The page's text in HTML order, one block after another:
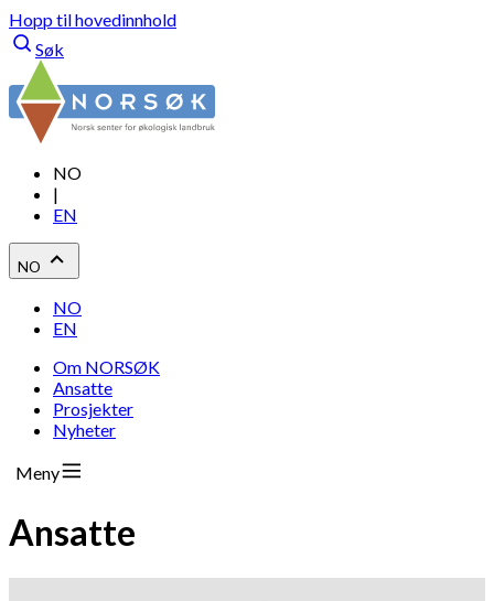
Hopp til hovedinnhold
Søk
NO
|
EN
NO
NO
EN
Om NORSØK
Ansatte
Prosjekter
Nyheter
Meny
Ansatte